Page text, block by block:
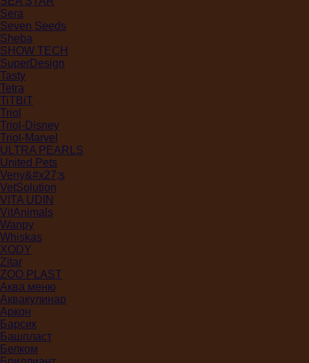
Sera
Seven Seeds
Sheba
SHOW TECH
SuperDesign
Tasty
Tetra
TiTBiT
Triol
Triol-Disney
Triol-Marvel
ULTRA PEARLS
United Pets
Veny&#x27;s
VetSolution
VITA UDIN
VitAnimals
Wanpy
Whiskas
XODY
Zitar
ZOO PLAST
Аква меню
Аквакулинар
Аркон
Барсик
Башпласт
Белком